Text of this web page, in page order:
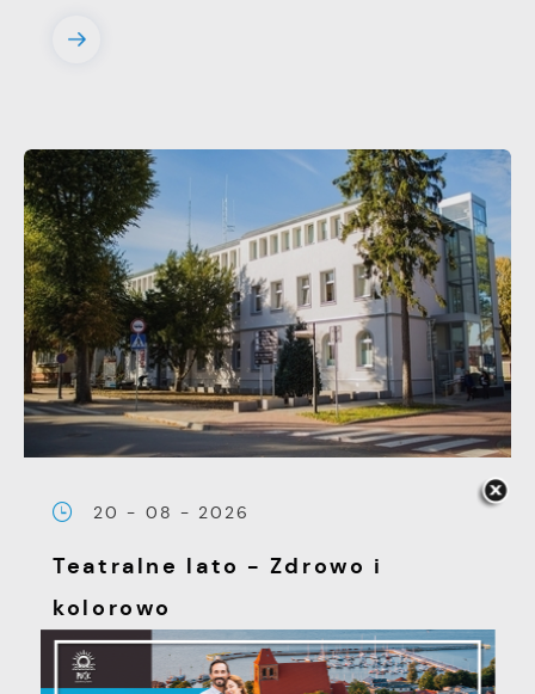
20 - 08 - 2026
Teatralne lato - Zdrowo i
kolorowo
treści w postaci wiadomości, ofert,
komunikatów mediów społecznościowych.